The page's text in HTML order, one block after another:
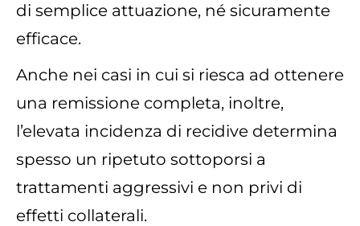
di semplice attuazione, né sicuramente
efficace.
Anche nei casi in cui si riesca ad ottenere
una remissione completa, inoltre,
l’elevata incidenza di recidive determina
spesso un ripetuto sottoporsi a
trattamenti aggressivi e non privi di
effetti collaterali.